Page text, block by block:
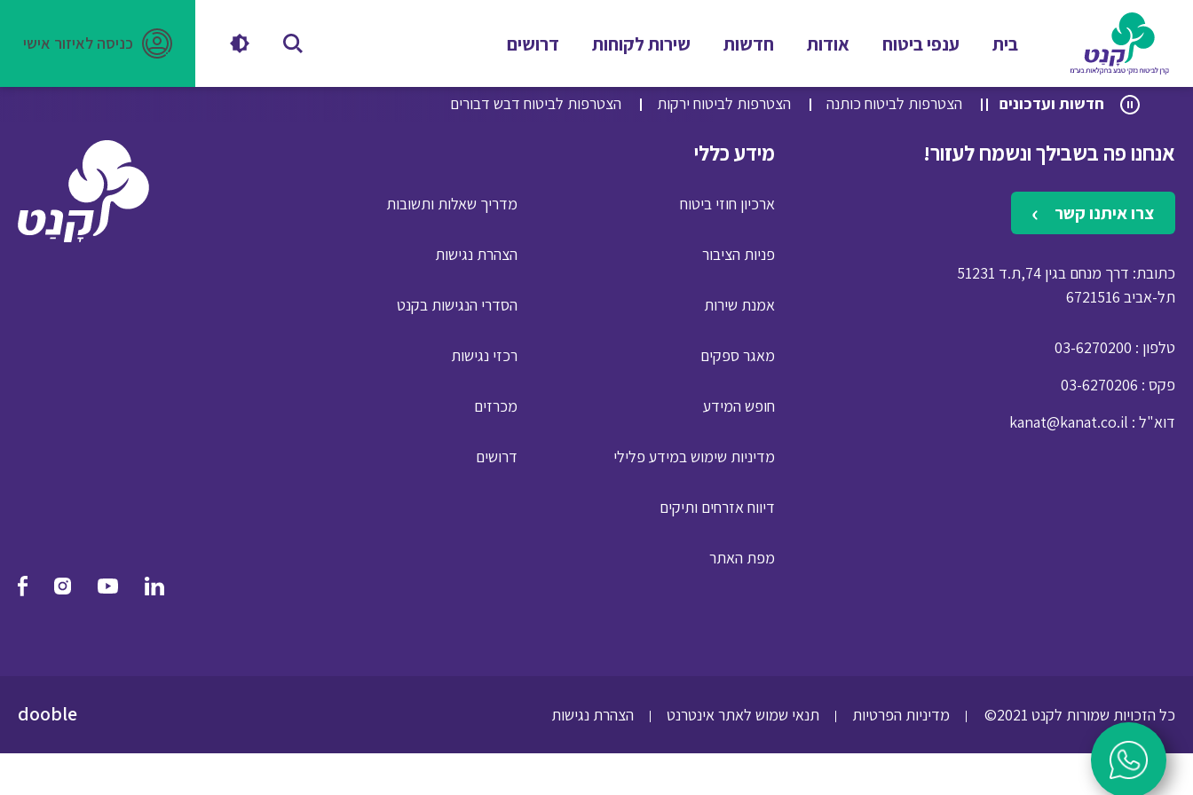
בית ענפי ביטוח אודות חדשות שירות לקוחות דרושים כניסה לאיזור אישי
חדשות ועדכונים הצטרפות לביטוח כותנה הצטרפות לביטוח ירקות הצטרפות לביטוח דבש דבורים
אנחנו פה בשבילך ונשמח לעזור!
צרו איתנו קשר
כתובת: דרך מנחם בגין 74,ת.ד 51231
תל-אביב 6721516
03-6270200
: טלפון
03-6270206 : פקס
kanat@kanat.co.il : דוא"ל
מידע כללי
ארכיון חוזי ביטוח
פניות הציבור
אמנת שירות
מאגר ספקים
חופש המידע
מדיניות שימוש במידע פלילי
דיווח אזרחים ותיקים
מפת האתר
מדריך שאלות ותשובות
הצהרת נגישות
הסדרי הנגישות בקנט
רכזי נגישות
מכרזים
דרושים
כל הזכויות שמורות לקנט 2021© מדיניות הפרטיות תנאי שמוש לאתר אינטרנט הצהרת נגישות dooble